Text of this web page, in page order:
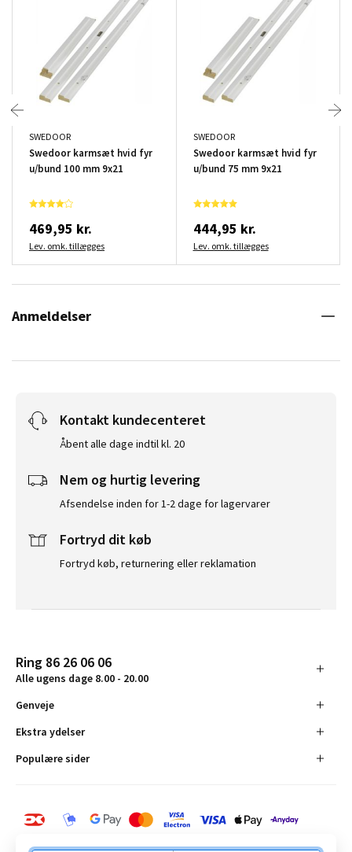
SWEDOOR
Swedoor karmsæt hvid fyr
u/bund 100 mm 9x21
469,95 kr.
Lev. omk. tillægges
SWEDOOR
Swedoor karmsæt hvid fyr
u/bund 75 mm 9x21
444,95 kr.
Lev. omk. tillægges
Anmeldelser
Kontakt kundecenteret
Åbent alle dage indtil kl. 20
Nem og hurtig levering
Afsendelse inden for 1-2 dage for lagervarer
Fortryd dit køb
Fortryd køb, returnering eller reklamation
Ring 86 26 06 06
Alle ugens dage 8.00 - 20.00
Genveje
Ekstra ydelser
Populære sider